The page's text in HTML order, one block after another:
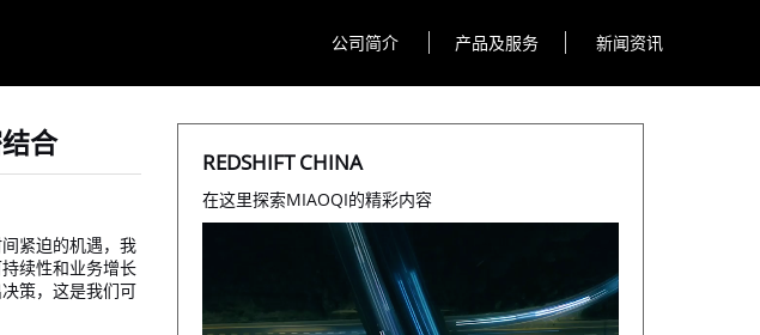
公司简介 产品及服务 新闻资讯
REDSHIFT CHINA
在这里探索MIAOQI的精彩内容
合
紧迫的机遇，我
续性和业务增长
策，这是我们可